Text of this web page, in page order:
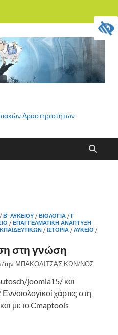
Δραστηριοτήτων
/Β' ΛΥΚΕΊΟΥ /ΒΙΟΛΟΓΊΑ /Γ
/ΕΠΑΓΓΕΛΜΑΤΙΚΉ ΑΝΆΠΤΥΞΗ
/ΙΣΤΟΡΊΑ /ΛΎΚΕΙΟ /
στη γνώση
την ΜΠΑΚΟΛΙΤΣΑΣ ΚΩΝ/ΝΟΣ
joomla15/ και
χάρτες στη
με το Cmaptools